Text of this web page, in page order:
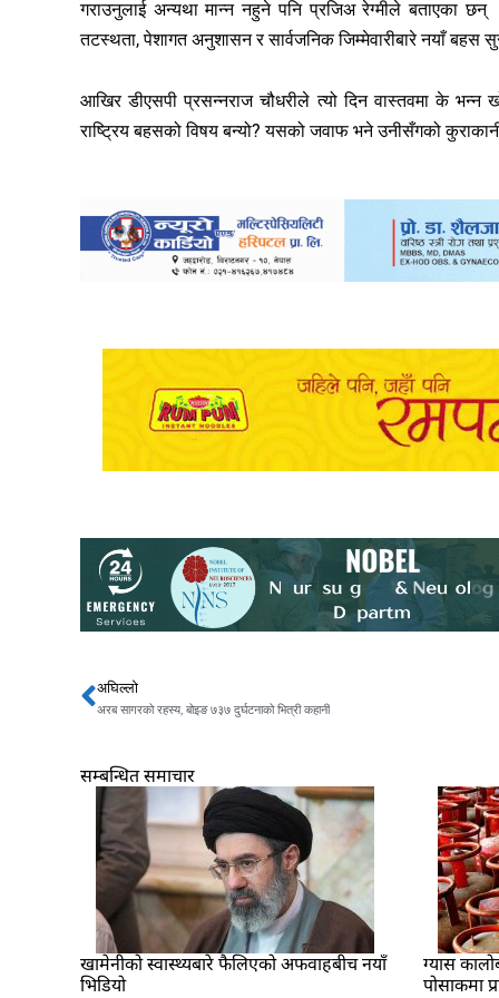
गराउनुलाई अन्यथा मान्न नहुने पनि प्रजिअ रेग्मीले बताएका
तटस्थता, पेशागत अनुशासन र सार्वजनिक जिम्मेवारीबारे नयाँ बहस
आखिर डीएसपी प्रसन्नराज चौधरीले त्यो दिन वास्तवमा के
राष्ट्रिय बहसको विषय बन्यो? यसको जवाफ भने उनीसँगको
Prev
अघिल्लो
अरब सागरको रहस्य, बोइङ ७३७ दुर्घटनाको भित्री कहानी
सम्बन्धित समाचार
खामेनीको स्वास्थ्यबारे फैलिएको अफवाहबीच नयाँ
भिडियो
ग्यास
पोसाकमा